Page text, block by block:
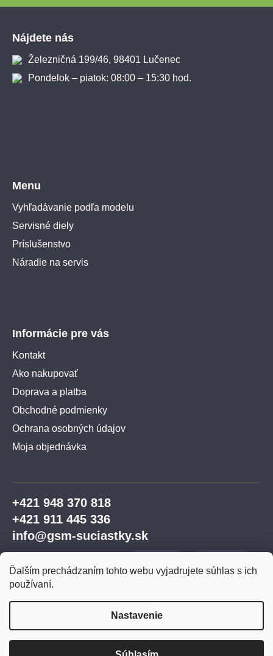
Ďalším prechádzaním tohto webu vyjadrujete súhlas s ich
používaní.
Nastavenie
Nájdete nás
Železničná 199/46, 98401 Lučenec
Pondelok – piatok: 08:00 – 15:30 hod.
Menu
Vyhľadávanie podľa modelu
Servisné diely
Príslušenstvo
Náradie na servis
Informácie pre vás
Kontakt
Ako nakupovať
Doprava a platba
Obchodné podmienky
Ochrana osobných údajov
Moja objednávka
+421 948 370 818
+421 911 445 336
info@gsm-suciastky.sk